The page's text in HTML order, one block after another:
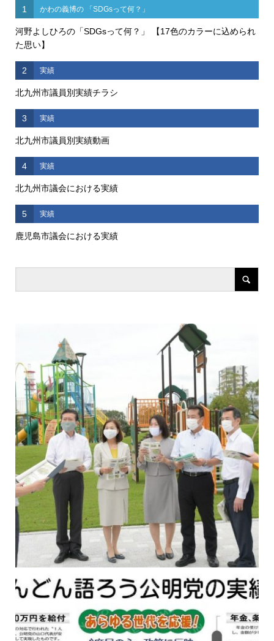
1 かわの義博の 「SDGsって何？」
河野よしひろの「SDGsって何？」 【17色のカラーに込められ
た思い】
2 実績
北九州市議員別実績チラシ
3 実績
北九州市議員別実績動画
4 実績
北九州市議会における実績
5 実績
鹿児島市議会における実績